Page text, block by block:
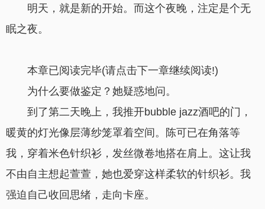
明天，就是新的开始。而这个夜晚，注定是个无
眠之夜。
本章已阅读完毕(请点击下一章继续阅读!)
为什么要做鉴定？她疑惑地问。
到了第二天晚上，我推开bubble jazz酒吧的门，
暖黄的灯光像层薄纱笼罩着空间。陈可已在角落等
我，穿着米色针织衫，发丝微卷地搭在肩上。这让我
不由自主想起萱萱，她也爱穿这样柔软的针织衫。我
强迫自己收回思绪，走向卡座。